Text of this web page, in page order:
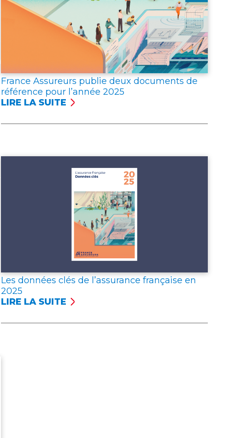
France Assureurs publie deux documents de
référence pour l’année 2025
LIRE LA SUITE
:
Les données clés de l’assurance française en
2025
LIRE LA SUITE
: